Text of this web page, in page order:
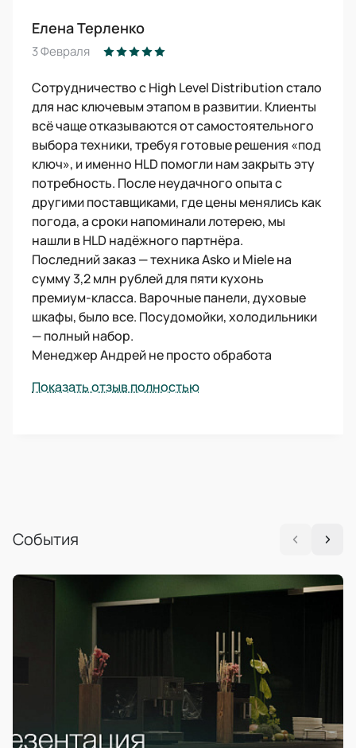
Елена Терленко
3 Февраля
Сотрудничество с High Level Distribution стало
для нас ключевым этапом в развитии. Клиенты
всё чаще отказываются от самостоятельного
выбора техники, требуя готовые решения «под
ключ», и именно HLD помогли нам закрыть эту
потребность. После неудачного опыта с
другими поставщиками, где цены менялись как
погода, а сроки напоминали лотерею, мы
нашли в HLD надёжного партнёра.
Последний заказ — техника Asko и Miele на
сумму 3,2 млн рублей для пяти кухонь
премиум-класса. Варочные панели, духовые
шкафы, было все. Посудомойки, холодильники
— полный набор.
Менеджер Андрей не просто обработа
Показать отзыв полностью
События